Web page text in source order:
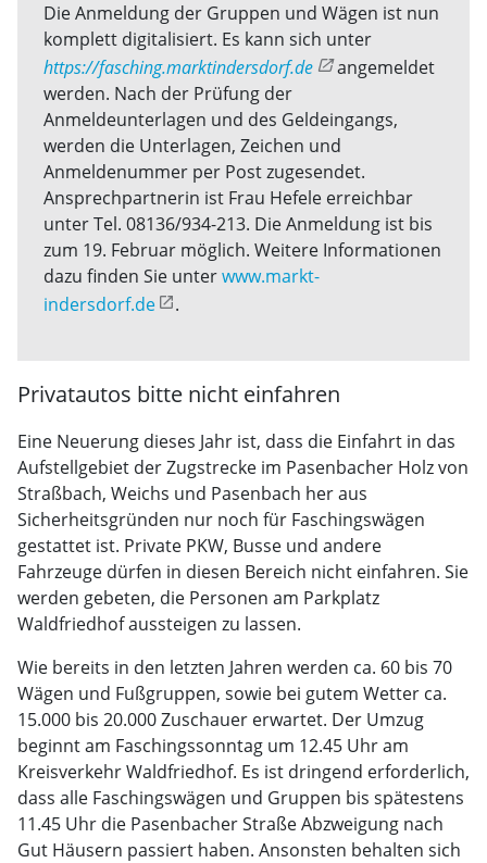
Die Anmeldung der Gruppen und Wägen ist nun
komplett digitalisiert. Es kann sich unter
https://fasching.marktindersdorf.de
angemeldet
werden. Nach der Prüfung der
Anmeldeunterlagen und des Geldeingangs,
werden die Unterlagen, Zeichen und
Anmeldenummer per Post zugesendet.
Ansprechpartnerin ist Frau Hefele erreichbar
unter Tel. 08136/934-213. Die Anmeldung ist bis
zum 19. Februar möglich. Weitere Informationen
dazu finden Sie unterwww.markt-
indersdorf.de
.
Privatautos bitte nicht einfahren
Eine Neuerung dieses Jahr ist, dass die Einfahrt in das
Aufstellgebiet der Zugstrecke im Pasenbacher Holz von
Straßbach, Weichs und Pasenbach her aus
Sicherheitsgründen nur noch für Faschingswägen
gestattet ist. Private PKW, Busse und andere
Fahrzeuge dürfen in diesen Bereich nicht einfahren. Sie
werden gebeten, die Personen am Parkplatz
Waldfriedhof aussteigen zu lassen.
Wie bereits in den letzten Jahren werden ca. 60 bis 70
Wägen und Fußgruppen, sowie bei gutem Wetter ca.
15.000 bis 20.000 Zuschauer erwartet. Der Umzug
beginnt am Faschingssonntag um 12.45 Uhr am
Kreisverkehr Waldfriedhof. Es ist dringend erforderlich,
dass alle Faschingswägen und Gruppen bis spätestens
11.45 Uhr die Pasenbacher Straße Abzweigung nach
Gut Häusern passiert haben. Ansonsten behalten sich